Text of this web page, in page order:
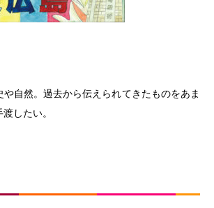
自然。過去から伝えられてきたものをあま
したい。